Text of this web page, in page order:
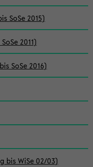
SoSe 2015)
2011)
SoSe 2016)
bis WiSe 02/03)